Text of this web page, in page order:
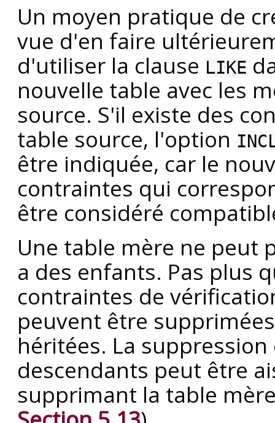
Un moyen pratique de
vue d'en faire
d'utiliser la clause LIKE
nouvelle table avec les
source. S'il existe des
table source, l'option
être indiquée, car le
contraintes qui
être considéré
Une table mère ne peut
a des enfants. Pas plus
contraintes de
peuvent être
héritées. La
descendants peut être
supprimant la table